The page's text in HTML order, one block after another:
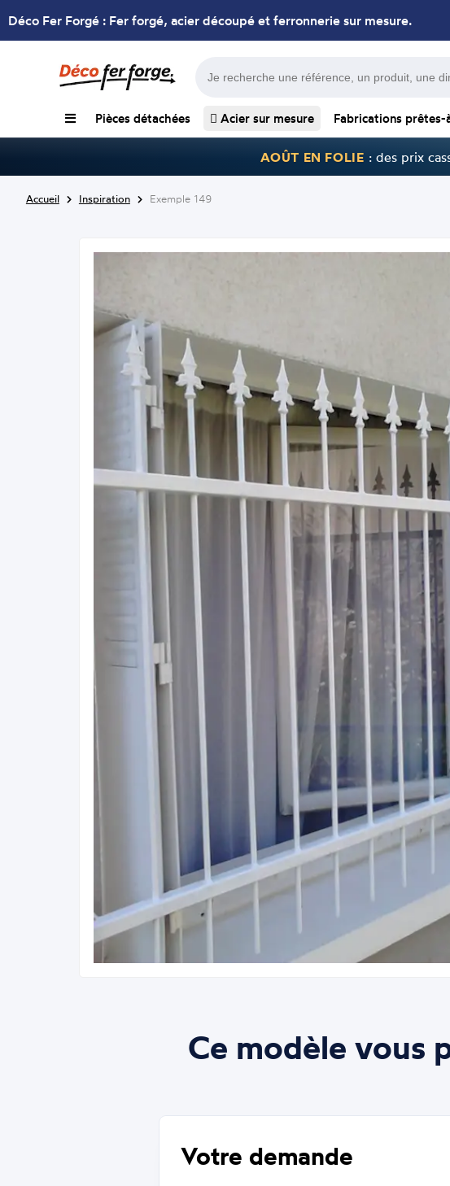
Déco Fer Forgé : Fer forgé, acier découpé et ferronnerie sur mesure.
Pièces détachées Acier sur mesure Fabrications prêtes-
AOÛT EN FOLIE : des prix
Accueil Inspiration Exemple 149
Ce modèle vous
Votre demande